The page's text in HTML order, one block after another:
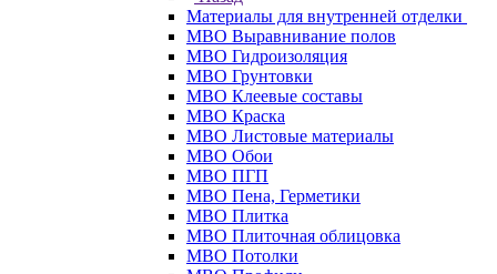
Материалы для внутренней отделки
МВО Выравнивание полов
МВО Гидроизоляция
МВО Грунтовки
МВО Клеевые составы
МВО Краска
МВО Листовые материалы
МВО Обои
МВО ПГП
МВО Пена, Герметики
МВО Плитка
МВО Плиточная облицовка
МВО Потолки